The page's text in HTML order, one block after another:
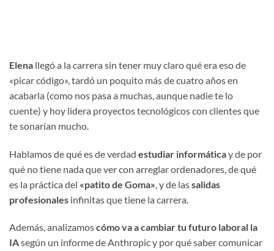
Elena llegó a la carrera sin tener muy claro qué era eso de
«picar código», tardó un poquito más de cuatro años en
acabarla (como nos pasa a muchas, aunque nadie te lo
cuente) y hoy lidera proyectos tecnológicos con clientes que
te sonarían mucho.
Hablamos de qué es de verdad estudiar informáticay de por
qué no tiene nada que ver con arreglar ordenadores, de qué
es la práctica del «patito de Goma» , y de lassalidas
profesionales infinitas que tiene la carrera.
Además, analizamoscómo va a cambiar tu futuro laboral la
IAsegún un informe de Anthropic y por qué saber comunicar